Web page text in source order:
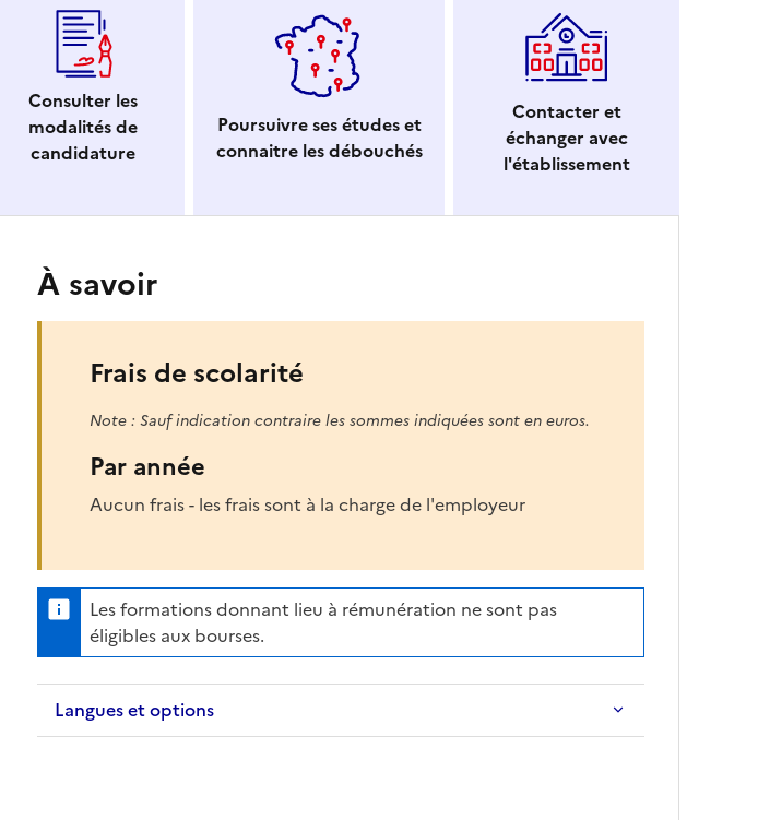
Consulter les
modalités de
candidature
Poursuivre ses études et
connaitre les débouchés
Contacter et
échanger avec
l'établissement
À savoir
Frais de scolarité
Note : Sauf indication contraire les sommes indiquées sont en euros.
Par année
Aucun frais - les frais sont à la charge de l'employeur
Les formations donnant lieu à rémunération ne sont pas
éligibles aux bourses.
Langues et options